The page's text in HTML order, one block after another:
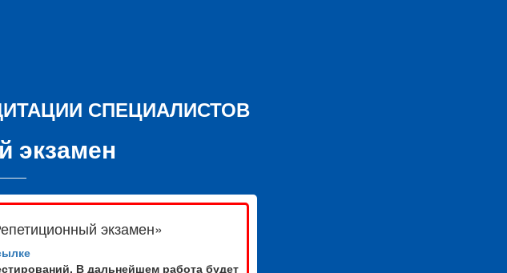
СПЕЦИАЛИСТОВ
экзамен
экзамен»
В дальнейшем работа будет